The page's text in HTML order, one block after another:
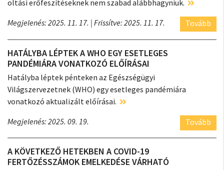
oltási erőfeszítéseknek nem szabad alábbhagyniuk.
Megjelenés: 2025. 11. 17. | Frissítve: 2025. 11. 17. Tovább
HATÁLYBA LÉPTEK A WHO EGY ESETLEGES
PANDÉMIÁRA VONATKOZÓ ELŐÍRÁSAI
Hatályba léptek pénteken az Egészségügyi
Világszervezetnek (WHO) egy esetleges pandémiára
vonatkozó aktualizált előírásai.
Megjelenés: 2025. 09. 19.
Tovább
A KÖVETKEZŐ HETEKBEN A COVID-19
FERTŐZÉSSZÁMOK EMELKEDÉSE VÁRHATÓ